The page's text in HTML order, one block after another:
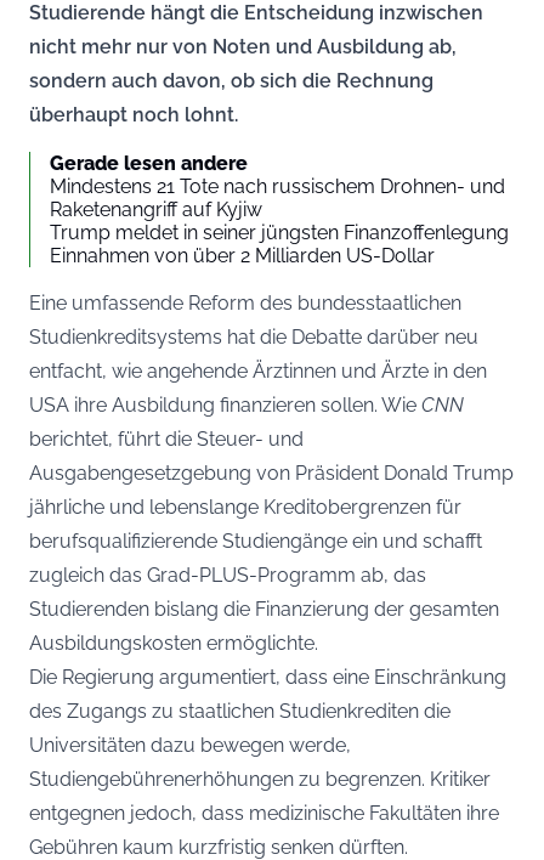
Studierende hängt die Entscheidung inzwischen
nicht mehr nur von Noten und Ausbildung ab,
sondern auch davon, ob sich die Rechnung
überhaupt noch lohnt.
Gerade lesen andere
Mindestens 21 Tote nach russischem Drohnen- und
Raketenangriff auf Kyjiw
Trump meldet in seiner jüngsten Finanzoffenlegung
Einnahmen von über 2 Milliarden US-Dollar
Eine umfassende Reform des bundesstaatlichen
Studienkreditsystems hat die Debatte darüber neu
entfacht, wie angehende Ärztinnen und Ärzte in den
USA ihre Ausbildung finanzieren sollen. Wie CNN
berichtet, führt die Steuer- und
Ausgabengesetzgebung von Präsident Donald Trump
jährliche und lebenslange Kreditobergrenzen für
berufsqualifizierende Studiengänge ein und schafft
zugleich das Grad-PLUS-Programm ab, das
Studierenden bislang die Finanzierung der gesamten
Ausbildungskosten ermöglichte.
Die Regierung argumentiert, dass eine Einschränkung
des Zugangs zu staatlichen Studienkrediten die
Universitäten dazu bewegen werde,
Studiengebührenerhöhungen zu begrenzen. Kritiker
entgegnen jedoch, dass medizinische Fakultäten ihre
Gebühren kaum kurzfristig senken dürften.